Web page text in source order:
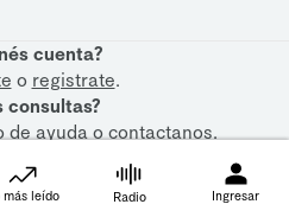
cuenta?
o registrate.
consultas?
de ayudaocontactanos.
más leído Radio Ingresar